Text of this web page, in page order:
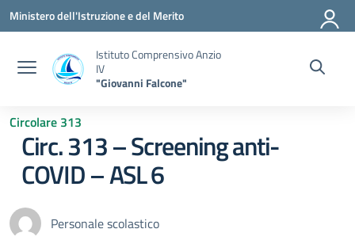
Vai ai contenuti
Vai al menu di navigazione
Vai al footer
Ministero dell'Istruzione e del Merito
Istituto Comprensivo Anzio
IV
"Giovanni Falcone"
Circolare 313
Circ. 313 – Screening anti-
COVID – ASL 6
Personale scolastico